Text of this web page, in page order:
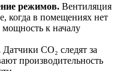
режимов. Вентиляция
когда в помещениях нет
к началу
Датчики СО₂ следят за
производительность